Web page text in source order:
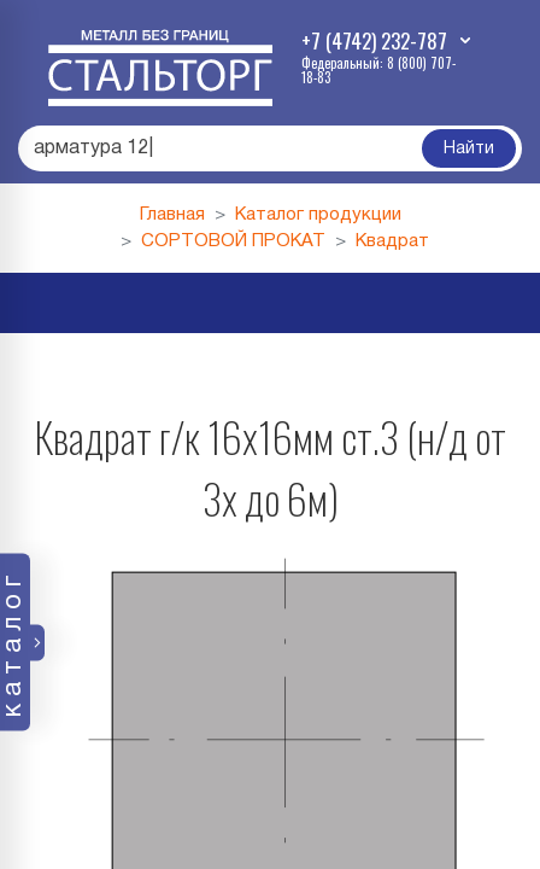
+7 (4742) 232-787
Федеральный: 8 (800) 707-
18-83
армату| Найти
каталог
Главная
Каталог продукции
СОРТОВОЙ ПРОКАТ
Квадрат
Квадрат г/к 16х16мм ст.3 (н/д от
3х до 6м)